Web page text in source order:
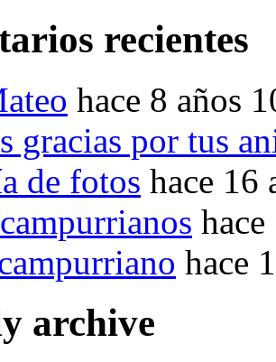
recientes
hace 8 años
gracias por tus
de fotos hace 16
hace
archive